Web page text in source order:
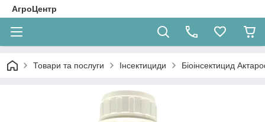
АгроЦентр
Товари та послуги Інсектициди Біоінсектицид